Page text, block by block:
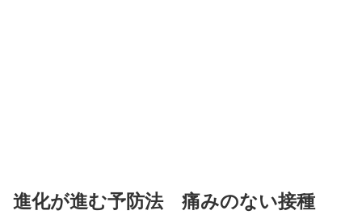
進化が進む予防法 痛みのない接種